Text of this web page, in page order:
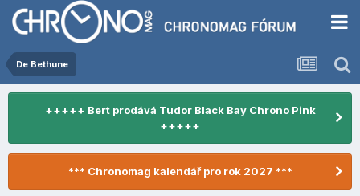
De Bethune
+++++ Bert prodává Tudor Black Bay Chrono Pink
+++++
*** Chronomag kalendář pro rok 2027 ***